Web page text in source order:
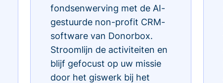
fondsenwerving met de AI-
gestuurde non-profit CRM-
software van Donorbox.
Stroomlijn de activiteiten en
blijf gefocust op uw missie
door het giswerk bij het